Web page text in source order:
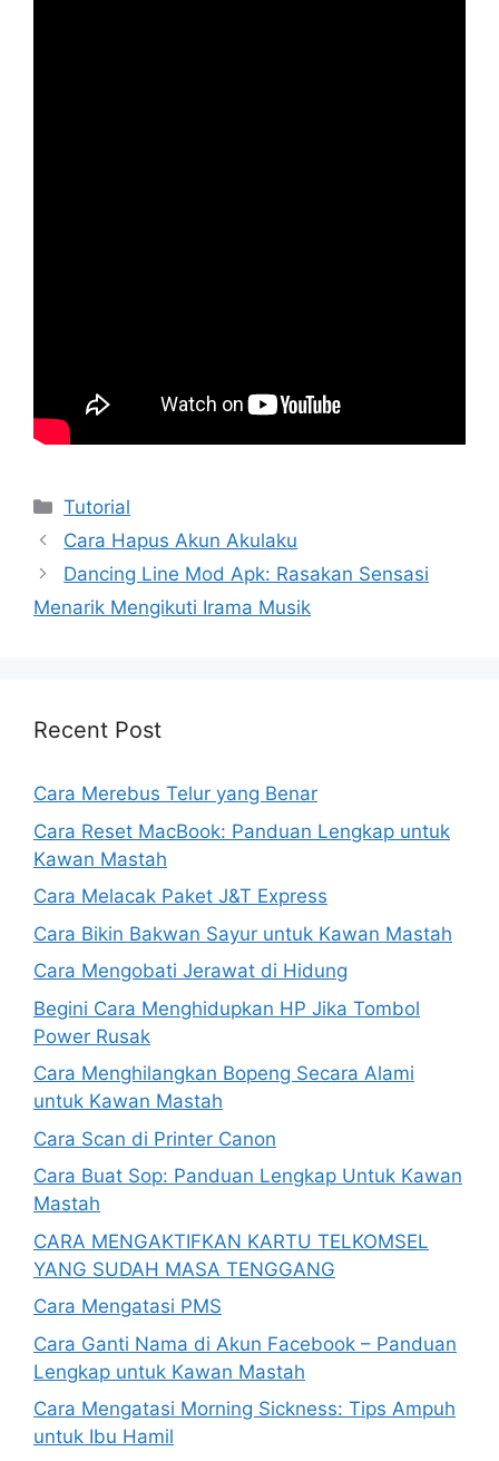
Kategori
Tutorial
Cara Hapus Akun Akulaku
Dancing Line Mod Apk: Rasakan Sensasi
Menarik Mengikuti Irama Musik
Recent Post
Cara Merebus Telur yang Benar
Cara Reset MacBook: Panduan Lengkap untuk
Kawan Mastah
Cara Melacak Paket J&T Express
Cara Bikin Bakwan Sayur untuk Kawan Mastah
Cara Mengobati Jerawat di Hidung
Begini Cara Menghidupkan HP Jika Tombol
Power Rusak
Cara Menghilangkan Bopeng Secara Alami
untuk Kawan Mastah
Cara Scan di Printer Canon
Cara Buat Sop: Panduan Lengkap Untuk Kawan
Mastah
CARA MENGAKTIFKAN KARTU TELKOMSEL
YANG SUDAH MASA TENGGANG
Cara Mengatasi PMS
Cara Ganti Nama di Akun Facebook – Panduan
Lengkap untuk Kawan Mastah
Cara Mengatasi Morning Sickness: Tips Ampuh
untuk Ibu Hamil